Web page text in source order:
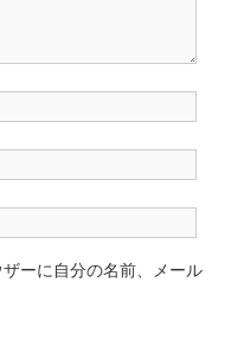
ーに自分の名前、メール